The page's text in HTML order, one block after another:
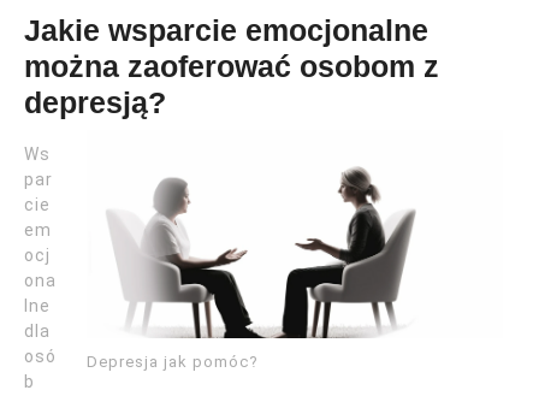
Jakie wsparcie emocjonalne
można zaoferować osobom z
depresją?
Depresja jak pomóc?
Ws
par
cie
em
ocj
ona
lne
dla
osó
b